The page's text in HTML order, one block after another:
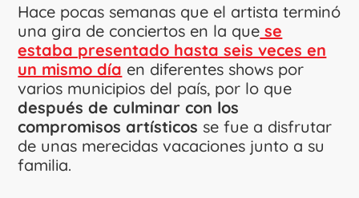
Hace pocas semanas que el artista terminó
una gira de conciertos en la que se
estaba presentado hasta seis veces en
un mismo día en diferentes shows por
varios municipios del país, por lo que
después de culminar con los
compromisos artísticos se fue a disfrutar
de unas merecidas vacaciones junto a su
familia.